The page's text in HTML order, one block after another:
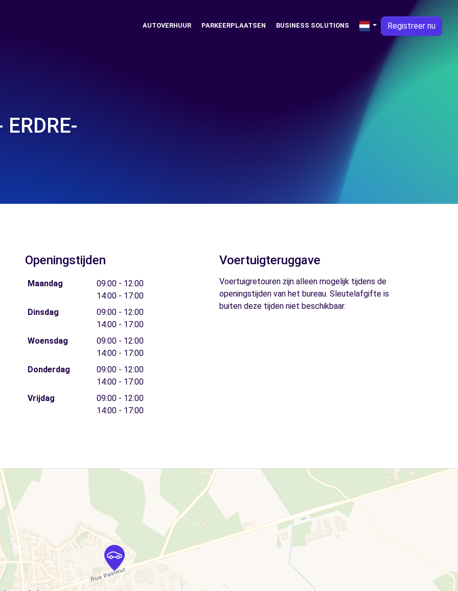
AUTOVERHUUR PARKEERPLAATSEN BUSINESS SOLUTIONS Registreer nu
Openingstijden
Maandag
09:00 - 12:00
14:00 - 17:00
Dinsdag
09:00 - 12:00
14:00 - 17:00
Woensdag
09:00 - 12:00
14:00 - 17:00
Donderdag
09:00 - 12:00
14:00 - 17:00
Vrijdag
09:00 - 12:00
14:00 - 17:00
Voertuigteruggave
Voertuigretouren zijn alleen mogelijk tijdens de
openingstijden van het bureau. Sleutelafgifte is
buiten deze tijden niet beschikbaar.